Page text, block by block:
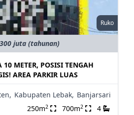
Ruko
juta (tahunan)
10 METER, POSISI TENGAH
AREA PARKIR LUAS
Kabupaten Lebak, Banjarsari
250m2 700m2 4